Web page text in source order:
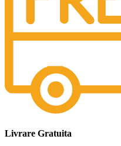
Livrare Gratuita